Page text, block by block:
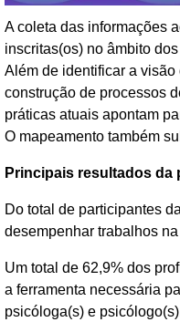
A coleta das informações
inscritas(os) no âmbito
Além de identificar a
construção de processos
práticas atuais apontam
O mapeamento também
Principais resultados da
Do total de participantes
desempenhar trabalhos na
Um total de 62,9% dos
a ferramenta necessária
psicóloga(s) e